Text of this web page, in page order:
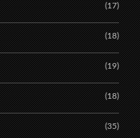
(17)
(18)
(19)
(18)
(35)